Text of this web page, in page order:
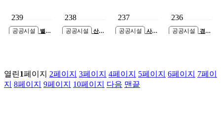
역
사
239
공공시설
238
공공시설
산곡
237
공공시설
사택
236
공공시설
열린1페이지 2페이지 3페이지 4페이지 5페이지 6페이지 7페이
지 8페이지 9페이지 10페이지 다음 맨끝